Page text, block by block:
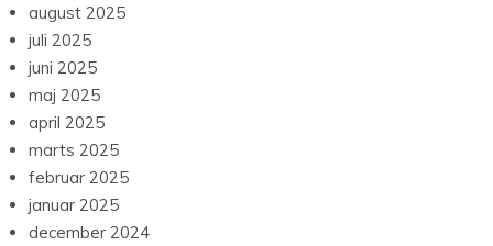
august 2025
juli 2025
juni 2025
maj 2025
april 2025
marts 2025
februar 2025
januar 2025
december 2024